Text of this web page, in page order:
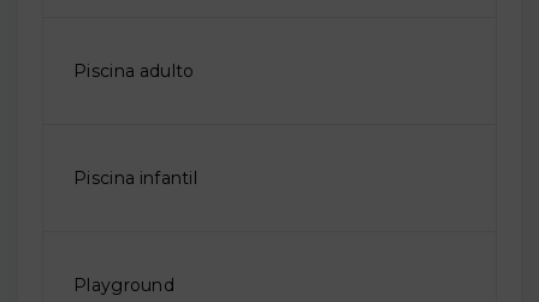
Piscina adulto
Piscina infantil
Playground